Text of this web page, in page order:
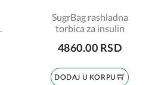
SugrBag rashladna
torbica za insulin
4860.00 RSD
DODAJ U KORPU